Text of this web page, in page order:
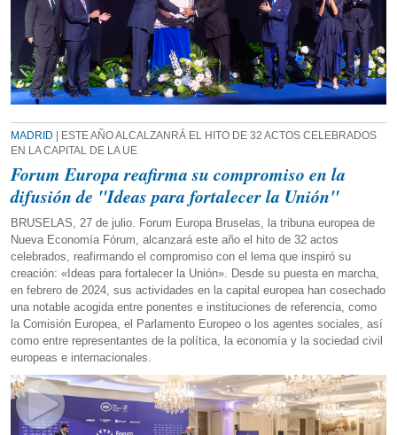
MADRID | ESTE AÑO ALCALZANRÁ EL HITO DE 32 ACTOS CELEBRADOS
EN LA CAPITAL DE LA UE
Forum Europa reafirma su compromiso en la
difusión de "Ideas para fortalecer la Unión"
BRUSELAS, 27 de julio. Forum Europa Bruselas, la tribuna europea de
Nueva Economía Fórum, alcanzará este año el hito de 32 actos
celebrados, reafirmando el compromiso con el lema que inspiró su
creación: «Ideas para fortalecer la Unión». Desde su puesta en marcha,
en febrero de 2024, sus actividades en la capital europea han cosechado
una notable acogida entre ponentes e instituciones de referencia, como
la Comisión Europea, el Parlamento Europeo o los agentes sociales, así
como entre representantes de la política, la economía y la sociedad civil
europeas e internacionales.